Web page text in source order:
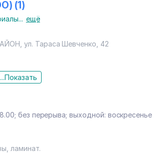
(1)
... ещё
,ул. Тараса Шевченко , 42
Показать
без перерыва; выходной: воскресенье
ламинат.